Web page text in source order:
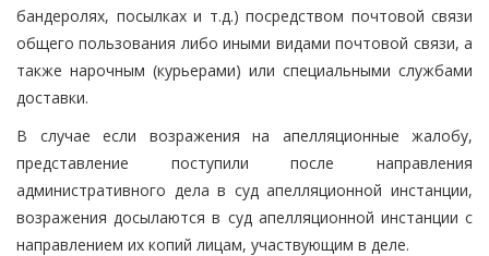
бандеролях, посылках и т.д.) посредством почтовой связи
общего пользования либо иными видами почтовой связи, а
также нарочным (курьерами) или специальными службами
доставки.
В случае если возражения на апелляционные жалобу,
представление поступили после направления
административного дела в суд апелляционной инстанции,
возражения досылаются в суд апелляционной инстанции с
направлением их копий лицам, участвующим в деле.